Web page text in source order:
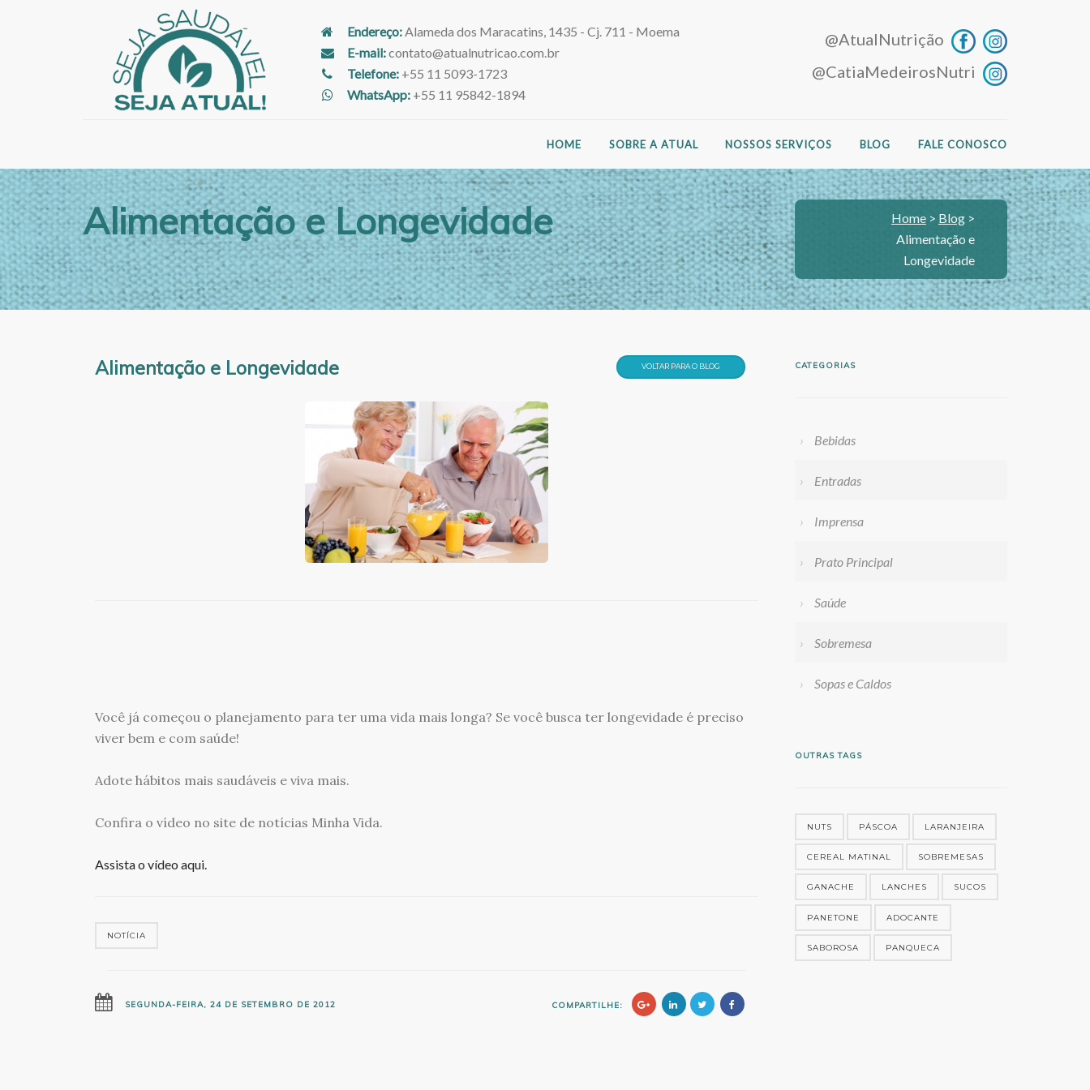
Endereço:Alameda dos Maracatins, 1435 - Cj. 711 - Moema
E-mail:contato@atualnutricao.com.br
Telefone:+55 11 5093-1723
WhatsApp:+55 11 95842-1894
@AtualNutrição
@CatiaMedeirosNutri
HOME SOBRE A ATUAL NOSSOS SERVIÇOS BLOG FALE CONOSCO
Alimentação e Longevidade Home > Blog >
Alimentação e
Longevidade
Alimentação e Longevidade VOLTAR PARA O BLOG
Você já começou o planejamento para ter uma vida mais longa? Se você busca ter longevidade é preciso
viver bem e com saúde!
Adote hábitos mais saudáveis e viva mais.
Confira o vídeo no site de notícias Minha Vida.
Assista o vídeo aqui.
NOTÍCIA
SEGUNDA-FEIRA, 24 DE SETEMBRO DE 2012 COMPARTILHE:
CATEGORIAS
Bebidas
Entradas
Imprensa
Prato Principal
Saúde
Sobremesa
Sopas e Caldos
OUTRAS TAGS
NUTS PÁSCOA LARANJEIRA
CEREAL MATINAL SOBREMESAS
GANACHE LANCHES SUCOS
PANETONE ADOCANTE
SABOROSA PANQUECA